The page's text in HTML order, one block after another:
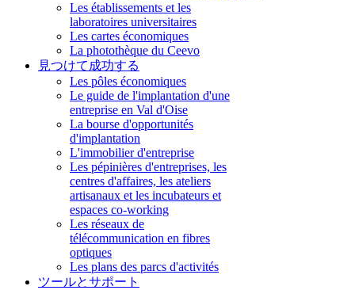
Les établissements et les
laboratoires universitaires
Les cartes économiques
La photothèque du Ceevo
見つけて成功する
Les pôles économiques
Le guide de l'implantation d'une
entreprise en Val d'Oise
La bourse d'opportunités
d'implantation
L'immobilier d'entreprise
Les pépinières d'entreprises, les
centres d'affaires, les ateliers
artisanaux et les incubateurs et
espaces co-working
Les réseaux de
télécommunication en fibres
optiques
Les plans des parcs d'activités
ツールとサポート